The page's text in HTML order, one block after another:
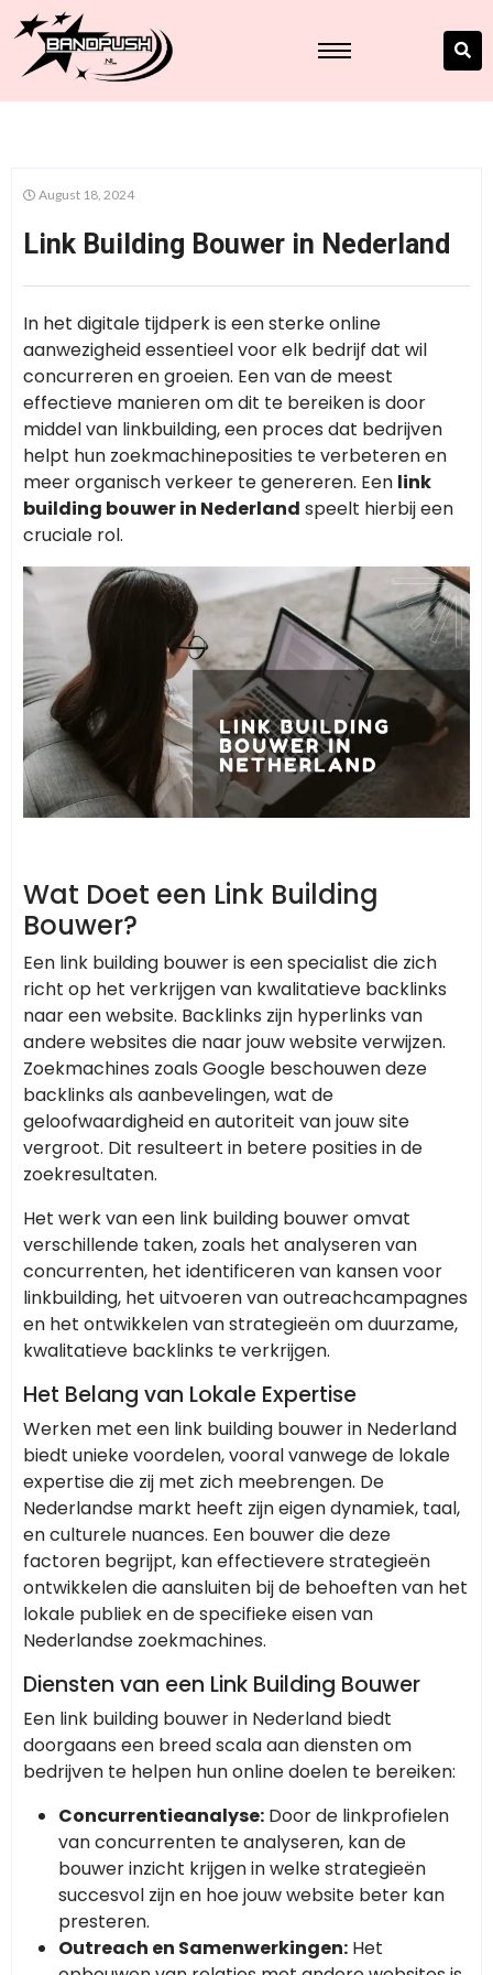
August 18, 2024
Link Building Bouwer in Nederland
In het digitale tijdperk is een sterke online
aanwezigheid essentieel voor elk bedrijf dat wil
concurreren en groeien. Een van de meest
effectieve manieren om dit te bereiken is door
middel van linkbuilding, een proces dat bedrijven
helpt hun zoekmachineposities te verbeteren en
meer organisch verkeer te genereren. Een link
building bouwer in Nederland speelt hierbij een
cruciale rol.
Wat Doet een Link Building
Bouwer?
Een link building bouwer is een specialist die zich
richt op het verkrijgen van kwalitatieve backlinks
naar een website. Backlinks zijn hyperlinks van
andere websites die naar jouw website verwijzen.
Zoekmachines zoals Google beschouwen deze
backlinks als aanbevelingen, wat de
geloofwaardigheid en autoriteit van jouw site
vergroot. Dit resulteert in betere posities in de
zoekresultaten.
Het werk van een link building bouwer omvat
verschillende taken, zoals het analyseren van
concurrenten, het identificeren van kansen voor
linkbuilding, het uitvoeren van outreachcampagnes
en het ontwikkelen van strategieën om duurzame,
kwalitatieve backlinks te verkrijgen.
Het Belang van Lokale Expertise
Werken met een link building bouwer in Nederland
biedt unieke voordelen, vooral vanwege de lokale
expertise die zij met zich meebrengen. De
Nederlandse markt heeft zijn eigen dynamiek, taal,
en culturele nuances. Een bouwer die deze
factoren begrijpt, kan effectievere strategieën
ontwikkelen die aansluiten bij de behoeften van het
lokale publiek en de specifieke eisen van
Nederlandse zoekmachines.
Diensten van een Link Building Bouwer
Een link building bouwer in Nederland biedt
doorgaans een breed scala aan diensten om
bedrijven te helpen hun online doelen te bereiken:
Concurrentieanalyse: Door de linkprofielen
van concurrenten te analyseren, kan de
bouwer inzicht krijgen in welke strategieën
succesvol zijn en hoe jouw website beter kan
presteren.
Outreach en Samenwerkingen: Het